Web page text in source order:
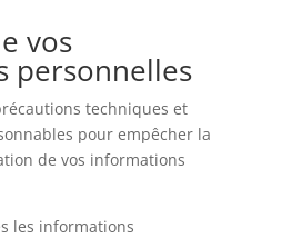
vos
personnelles
techniques et
pour empêcher la
de vos informations
les informations